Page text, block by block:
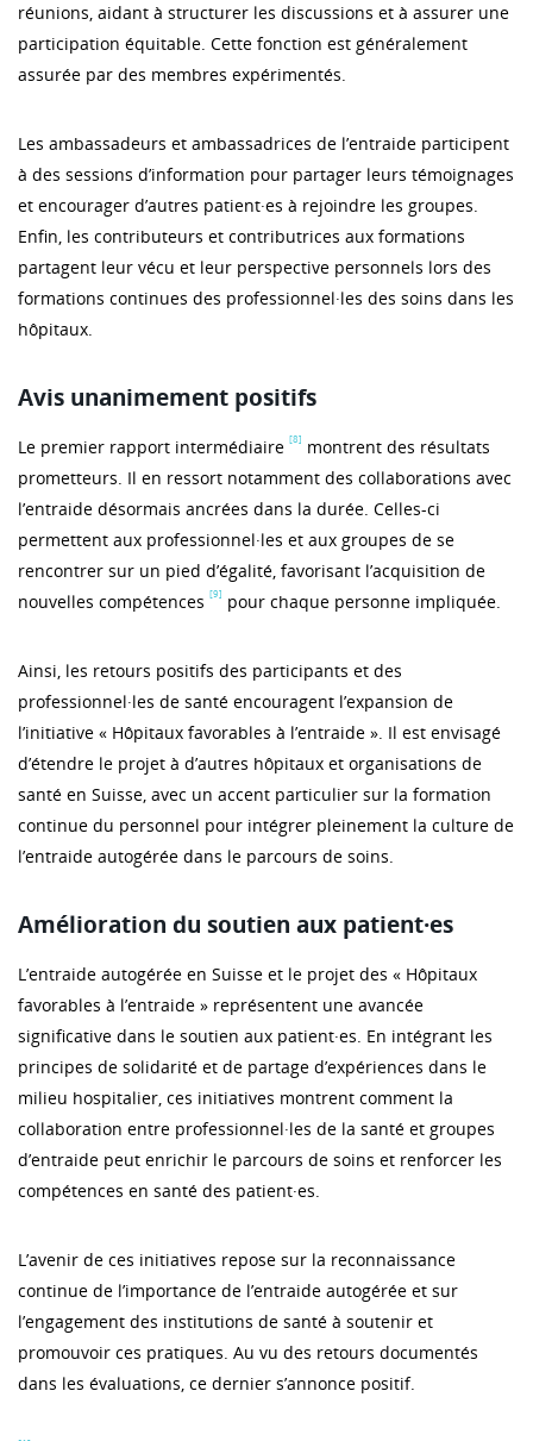
réunions, aidant à structurer les discussions et à assurer une
participation équitable. Cette fonction est généralement
assurée par des membres expérimentés.
Les ambassadeurs et ambassadrices de l’entraide participent
à des sessions d’information pour partager leurs témoignages
et encourager d’autres patient·es à rejoindre les groupes.
Enfin, les contributeurs et contributrices aux formations
partagent leur vécu et leur perspective personnels lors des
formations continues des professionnel·les des soins dans les
hôpitaux.
Avis unanimement positifs
Le premier rapport intermédiaire [8] montrent des résultats
prometteurs. Il en ressort notamment des collaborations avec
l’entraide désormais ancrées dans la durée. Celles-ci
permettent aux professionnel·les et aux groupes de se
rencontrer sur un pied d’égalité, favorisant l’acquisition de
nouvelles compétences [9] pour chaque personne impliquée.
Ainsi, les retours positifs des participants et des
professionnel·les de santé encouragent l’expansion de
l’initiative « Hôpitaux favorables à l’entraide ». Il est envisagé
d’étendre le projet à d’autres hôpitaux et organisations de
santé en Suisse, avec un accent particulier sur la formation
continue du personnel pour intégrer pleinement la culture de
l’entraide autogérée dans le parcours de soins.
Amélioration du soutien aux patient·es
L’entraide autogérée en Suisse et le projet des « Hôpitaux
favorables à l’entraide » représentent une avancée
significative dans le soutien aux patient·es. En intégrant les
principes de solidarité et de partage d’expériences dans le
milieu hospitalier, ces initiatives montrent comment la
collaboration entre professionnel·les de la santé et groupes
d’entraide peut enrichir le parcours de soins et renforcer les
compétences en santé des patient·es.
L’avenir de ces initiatives repose sur la reconnaissance
continue de l’importance de l’entraide autogérée et sur
l’engagement des institutions de santé à soutenir et
promouvoir ces pratiques. Au vu des retours documentés
dans les évaluations, ce dernier s’annonce positif.